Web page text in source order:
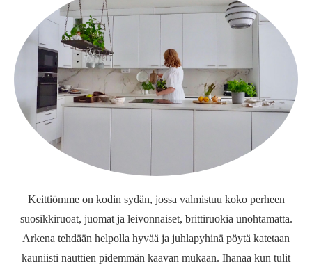
Keittiömme on kodin sydän, jossa valmistuu koko perheen
suosikkiruoat, juomat ja leivonnaiset, brittiruokia unohtamatta.
Arkena tehdään helpolla hyvää ja juhlapyhinä pöytä katetaan
kauniisti nauttien pidemmän kaavan mukaan. Ihanaa kun tulit